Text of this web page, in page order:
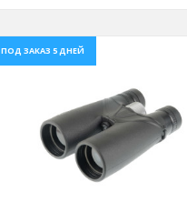
ПОД ЗАКАЗ 5 ДНЕЙ
Previous